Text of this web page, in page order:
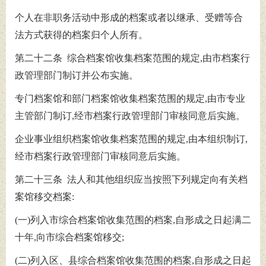
个人在非职务活动中形成的档案或者以继承、受赠等合
法方式获得的档案归个人所有。
第二十二条 综合档案馆收集档案范围的规定,由市档案行
政管理部门制订并公布实施。
专门档案馆和部门档案馆收集档案范围的规定,由市专业
主管部门制订,经市档案行政管理部门审核同意后实施。
企业事业组织档案馆收集档案范围的规定,由本组织制订,
经市档案行政管理部门审核同意后实施。
第二十三条 法人和其他组织应当按照下列规定向有关档
案馆移交档案:
(一)列入市综合档案馆收集范围的档案,自形成之日起满二
十年,向市综合档案馆移交;
(二)列入区、县综合档案馆收集范围的档案,自形成之日起